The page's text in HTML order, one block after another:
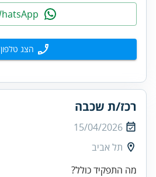
הצג טלפון
רכז/ת שכבה
15/04/2026
תל אביב
מה התפקיד כולל?